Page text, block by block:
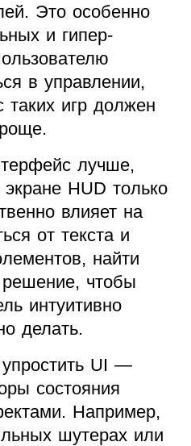
Это особенно
и гипер-
в управлении,
таких игр должен
лучше,
экране HUD только
влияет на
от текста и
найти
решение, чтобы
интуитивно
делать.
UI —
состояния
Например,
шутерах или